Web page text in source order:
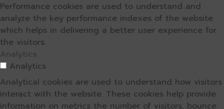
Performance cookies are used to understand and
analyze the key performance indexes of the website
which helps in delivering a better user experience for
the visitors.
Analytics
Analytics
Analytical cookies are used to understand how visitors
interact with the website. These cookies help provide
information on metrics the number of visitors, bounce